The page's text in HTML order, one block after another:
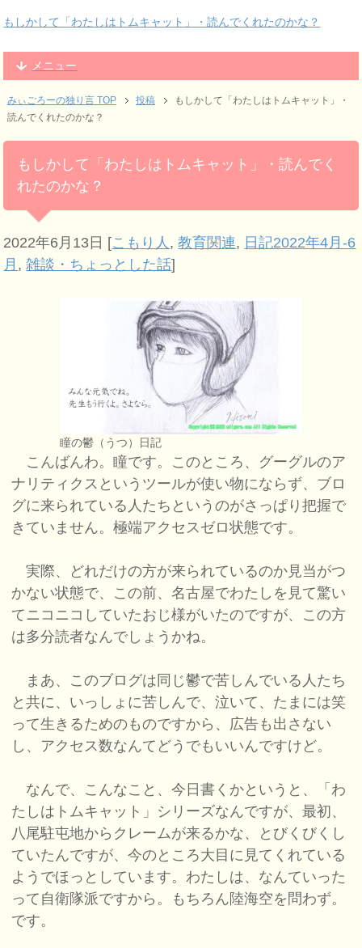
もしかして「わたしはトムキャット」・読んでくれたのかな？
メニュー
みぃごろーの独り言 TOP 投稿
もしかして「わたしはトムキャット」・
読んでくれたのかな？
もしかして「わたしはトムキャット」・読んでく
れたのかな？
2022年6月13日 [こもり人 ,教育関連, 日記2022年4月-6
月 ,雑談・ちょっとした話]
瞳の鬱（うつ）日記
こんばんわ。瞳です。このところ、グーグルのア
ナリティクスというツールが使い物にならず、ブロ
グに来られている人たちというのがさっぱり把握で
きていません。極端アクセスゼロ状態です。
実際、どれだけの方が来られているのか見当がつ
かない状態で、この前、名古屋でわたしを見て驚い
てニコニコしていたおじ様がいたのですが、この方
は多分読者なんでしょうかね。
まあ、このブログは同じ鬱で苦しんでいる人たち
と共に、いっしょに苦しんで、泣いて、たまには笑
って生きるためのものですから、広告も出さない
し、アクセス数なんてどうでもいいんですけど。
なんで、こんなこと、今日書くかというと、「わ
たしはトムキャット」シリーズなんですが、最初、
八尾駐屯地からクレームが来るかな、とびくびくし
ていたんですが、今のところ大目に見てくれている
ようでほっとしています。わたしは、なんていった
って自衛隊派ですから。もちろん陸海空を問わず。
です。